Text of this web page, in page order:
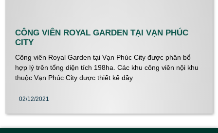
CÔNG VIÊN ROYAL GARDEN TẠI VẠN PHÚC
CITY
Công viên Royal Garden tại Vạn Phúc City được phân bổ
hợp lý trên tổng diện tích 198ha. Các khu công viên nội khu
thuộc Vạn Phúc City được thiết kế đầy
02/12/2021